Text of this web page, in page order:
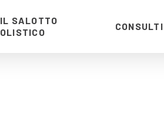
IL SALOTTO
OLISTICO
CONSULTI